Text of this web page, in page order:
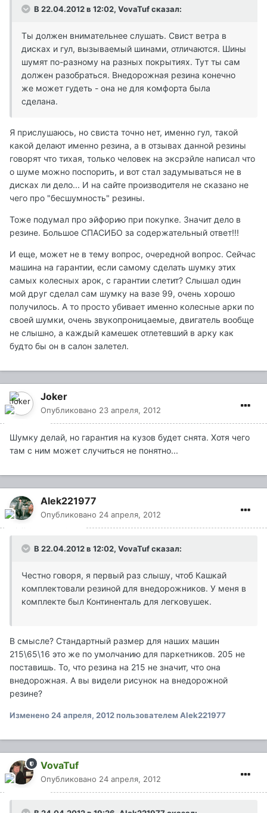
В 22.04.2012 в 12:02, VovaTuf сказал:
Ты должен внимательнее слушать. Свист ветра в
дисках и гул, вызываемый шинами, отличаются. Шины
шумят по-разному на разных покрытиях. Тут ты сам
должен разобраться. Внедорожная резина конечно
же может гудеть - она не для комфорта была
сделана.
Я прислушаюсь, но свиста точно нет, именно гул, такой
какой делают именно резина, а в отзывах данной резины
говорят что тихая, только человек на эксрэйле написал что
о шуме можно поспорить, и вот стал задумываться не в
дисках ли дело... И на сайте производителя не сказано не
чего про "бесшумность" резины.
Тоже подумал про эйфорию при покупке. Значит дело в
резине. Большое СПАСИБО за содержательный ответ!!!
И еще, может не в тему вопрос, очередной вопрос. Сейчас
машина на гарантии, если самому сделать шумку этих
самых колесных арок, с гарантии слетит? Слышал один
мой друг сделал сам шумку на вазе 99, очень хорошо
получилось. А то просто убивает именно колесные арки по
своей шумки, очень звукопроницаемые, двигатель вообще
не слышно, а каждый камешек отлетевший в арку как
будто бы он в салон залетел.
Joker
Опубликовано 23 апреля, 2012
Шумку делай, но гарантия на кузов будет снята. Хотя чего
там с ним может случиться не понятно...
Alek221977
Опубликовано 24 апреля, 2012
В 22.04.2012 в 12:02, VovaTuf сказал:
Честно говоря, я первый раз слышу, чтоб Кашкай
комплектовали резиной для внедорожников. У меня в
комплекте был Континенталь для легковушек.
В смысле? Стандартный размер для наших машин
215\65\16 это же по умолчанию для паркетников. 205 не
поставишь. То, что резина на 215 не значит, что она
внедорожная. А вы видели рисунок на внедорожной
резине?
Изменено24 апреля, 2012пользователем Alek221977
VovaTuf
Опубликовано 24 апреля, 2012